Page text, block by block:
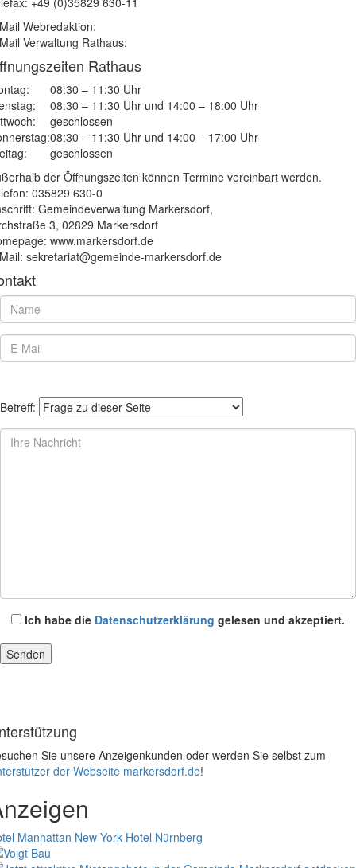
Webredaktion:
Verwaltung Rathaus:
Rathaus
08:30 – 11:30 Uhr
08:30 – 11:30 Uhr und 14:00 – 18:00 Uhr
geschlossen
08:30 – 11:30 Uhr und 14:00 – 17:00 Uhr
geschlossen
der Öffnungszeiten können Termine vereinbart werden.
035829 630-0
Gemeindeverwaltung Markersdorf,
3, 02829 Markersdorf
www.markersdorf.de
sekretariat@gemeinde-markersdorf.de
Betreff:
Ich habe die Datenschutzerklärung gelesen und akzeptiert.
Sie unsere Anzeigenkunden oder werden Sie selbst zum
der Webseite markersdorf.de!
Manhattan New York Hotel Nürnberg